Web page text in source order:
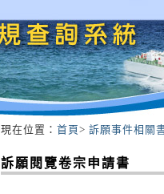
現在位置： 首頁> 訴願事件相關
訴願閱覽卷宗申請書